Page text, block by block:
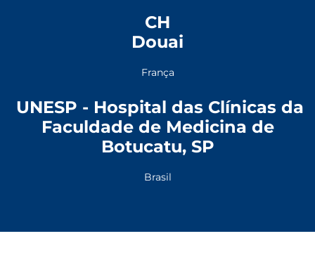
CH
Douai
França
UNESP - Hospital das Clínicas da
Faculdade de Medicina de
Botucatu, SP
Brasil